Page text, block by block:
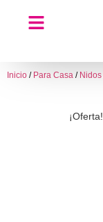
Inicio / Para Casa / Nidos
¡Oferta!